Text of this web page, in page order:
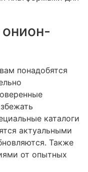
понадобятся
каталоги
актуальными
Также
от опытных